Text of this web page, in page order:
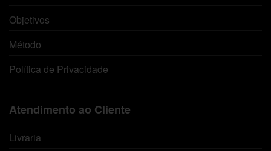
Objetivos
Método
Política de Privacidade
Atendimento ao Cliente
Livraria